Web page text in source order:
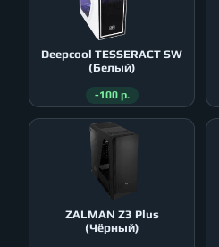
Deepcool TESSERACT SW
(Белый)
-100 р.
ZALMAN Z3 Plus
(Чёрный)